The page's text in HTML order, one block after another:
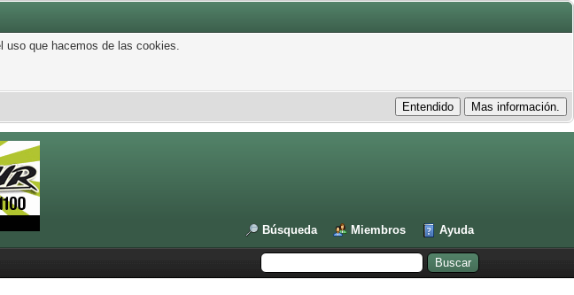
uso que hacemos de las cookies.
Búsqueda Miembros Ayuda